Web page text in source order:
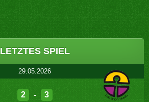
LETZTES SPIEL
29.05.2026
2 -
3